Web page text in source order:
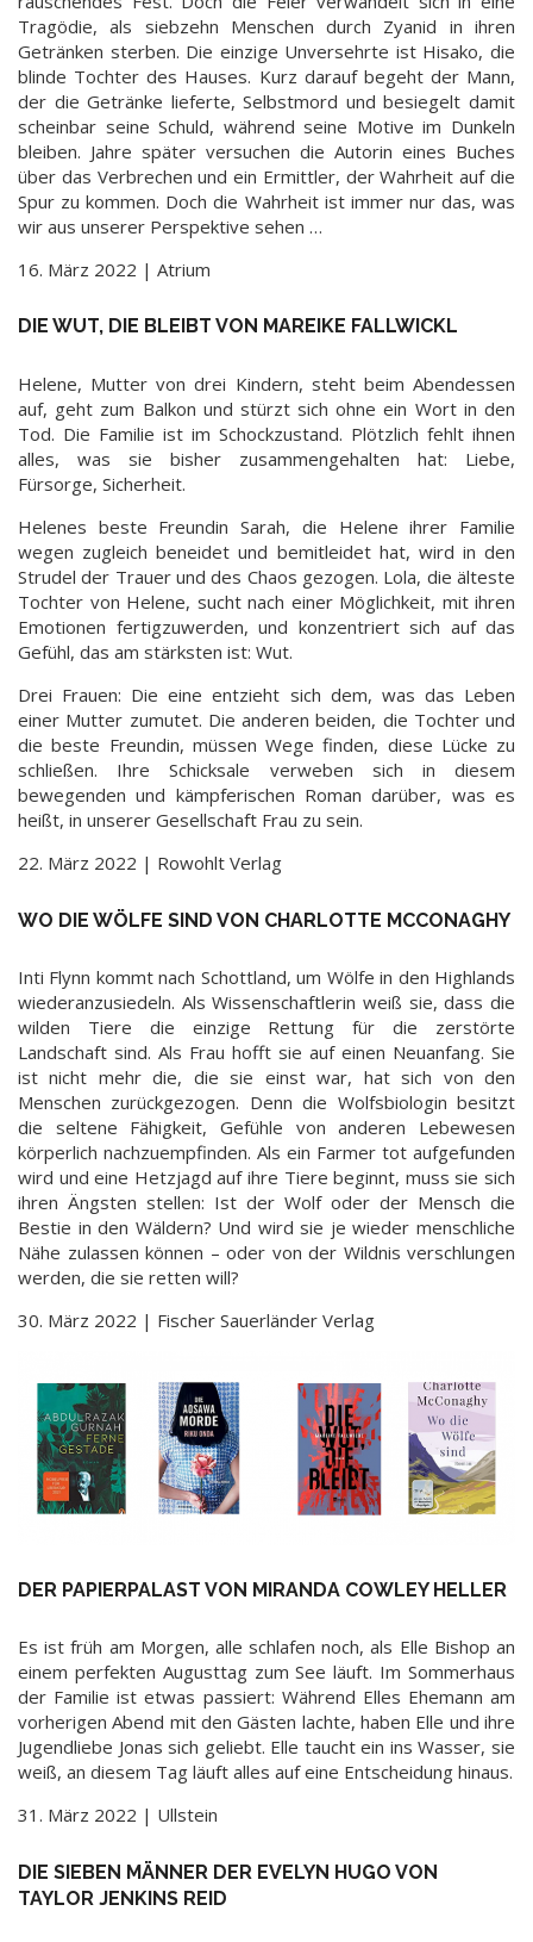
Tragödie, als siebzehn Menschen durch Zyanid in ihren
Getränken sterben. Die einzige Unversehrte ist Hisako, die
blinde Tochter des Hauses. Kurz darauf begeht der Mann,
der die Getränke lieferte, Selbstmord und besiegelt damit
scheinbar seine Schuld, während seine Motive im Dunkeln
bleiben. Jahre später versuchen die Autorin eines Buches
über das Verbrechen und ein Ermittler, der Wahrheit auf die
Spur zu kommen. Doch die Wahrheit ist immer nur das, was
wir aus unserer Perspektive sehen …
16. März 2022 | Atrium
DIE WUT, DIE BLEIBT VON MAREIKE FALLWICKL
Helene, Mutter von drei Kindern, steht beim Abendessen
auf, geht zum Balkon und stürzt sich ohne ein Wort in den
Tod. Die Familie ist im Schockzustand. Plötzlich fehlt ihnen
alles, was sie bisher zusammengehalten hat: Liebe,
Fürsorge, Sicherheit.
Helenes beste Freundin Sarah, die ­Helene ­ihrer Familie
wegen zugleich beneidet und bemitleidet hat, wird in den
Strudel der ­Trauer und des Chaos gezogen. Lola, die ­älteste
Tochter von Helene, sucht nach einer ­Möglichkeit, mit ihren
Emotionen fertigzuwerden, und konzentriert sich auf das
Gefühl, das am stärksten ist: Wut.
Drei Frauen: Die eine entzieht sich dem, was das Leben
einer Mutter zumutet. Die anderen beiden, die Tochter und
die beste Freundin, müssen Wege finden, diese Lücke zu
schließen. Ihre Schicksale verweben sich in diesem
bewegenden und kämpferischen Roman darüber, was es
heißt, in unserer Gesellschaft Frau zu sein.
22. März 2022 | Rowohlt Verlag
WO DIE WÖLFE SIND VON CHARLOTTE MCCONAGHY
Inti Flynn kommt nach Schottland, um Wölfe in den Highlands
wiederanzusiedeln. Als Wissenschaftlerin weiß sie, dass die
wilden Tiere die einzige Rettung für die zerstörte
Landschaft sind. Als Frau hofft sie auf einen Neuanfang. Sie
ist nicht mehr die, die sie einst war, hat sich von den
Menschen zurückgezogen. Denn die Wolfsbiologin besitzt
die seltene Fähigkeit, Gefühle von anderen Lebewesen
körperlich nachzuempfinden. Als ein Farmer tot aufgefunden
wird und eine Hetzjagd auf ihre Tiere beginnt, muss sie sich
ihren Ängsten stellen: Ist der Wolf oder der Mensch die
Bestie in den Wäldern? Und wird sie je wieder menschliche
Nähe zulassen können – oder von der Wildnis verschlungen
werden, die sie retten will?
30. März 2022 | Fischer Sauerländer Verlag
DER PAPIERPALAST VON MIRANDA COWLEY HELLER
Es ist früh am Morgen, alle schlafen noch, als Elle Bishop an
einem perfekten Augusttag zum See läuft. Im Sommerhaus
der Familie ist etwas passiert: Während Elles Ehemann am
vorherigen Abend mit den Gästen lachte, haben Elle und ihre
Jugendliebe Jonas sich geliebt. Elle taucht ein ins Wasser, sie
weiß, an diesem Tag läuft alles auf eine Entscheidung hinaus.
31. März 2022 | Ullstein
DIE SIEBEN MÄNNER DER EVELYN HUGO VON
TAYLOR JENKINS REID